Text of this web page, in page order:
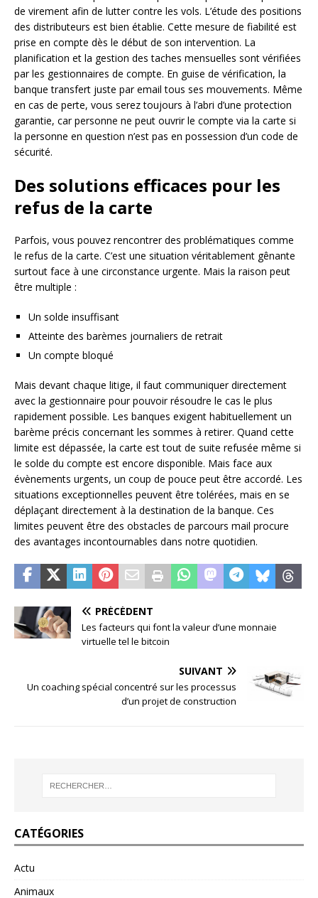
de virement afin de lutter contre les vols. L’étude des positions
des distributeurs est bien établie. Cette mesure de fiabilité est
prise en compte dès le début de son intervention. La
planification et la gestion des taches mensuelles sont vérifiées
par les gestionnaires de compte. En guise de vérification, la
banque transfert juste par email tous ses mouvements. Même
en cas de perte, vous serez toujours à l’abri d’une protection
garantie, car personne ne peut ouvrir le compte via la carte si
la personne en question n’est pas en possession d’un code de
sécurité.
Des solutions efficaces pour les
refus de la carte
Parfois, vous pouvez rencontrer des problématiques comme
le refus de la carte. C’est une situation véritablement gênante
surtout face à une circonstance urgente. Mais la raison peut
être multiple :
Un solde insuffisant
Atteinte des barèmes journaliers de retrait
Un compte bloqué
Mais devant chaque litige, il faut communiquer directement
avec la gestionnaire pour pouvoir résoudre le cas le plus
rapidement possible. Les banques exigent habituellement un
barème précis concernant les sommes à retirer. Quand cette
limite est dépassée, la carte est tout de suite refusée même si
le solde du compte est encore disponible. Mais face aux
évènements urgents, un coup de pouce peut être accordé. Les
situations exceptionnelles peuvent être tolérées, mais en se
déplaçant directement à la destination de la banque. Ces
limites peuvent être des obstacles de parcours mail procure
des avantages incontournables dans notre quotidien.
PRÉCÉDENT
Les facteurs qui font la valeur d’une monnaie
virtuelle tel le bitcoin
SUIVANT
Un coaching spécial concentré sur les processus
d’un projet de construction
CATÉGORIES
Actu
Animaux